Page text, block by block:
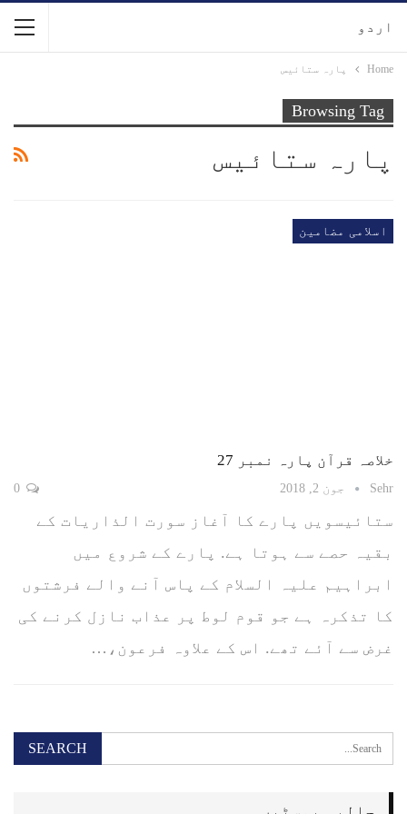
اردو
Home پارہ ستائیس
Browsing Tag
پارہ ستائیس
اسلامی مضامین
خلاصہ قرآن پارہ نمبر 27
Sehr جون 2, 2018
ستائیسویں پارے کا آغاز سورت الذاریات کے
بقیہ حصے سے ہوتا ہے. پارے کے شروع میں
ابراہیم علیہ السلام کے پاس آنے والے فرشتوں
کا تذکرہ ہے جو قوم لوط پر عذاب نازل کرنے کی
غرض سے آئے تھے. اس کے علاوہ فرعون،…